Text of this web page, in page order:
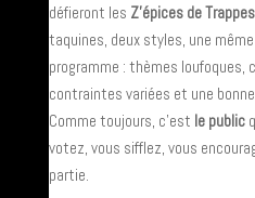
défieront les Z’épices de Trappes
taquines, deux styles, une
programme : thèmes loufoques,
contraintes variées et une
Comme toujours, c’est le public
votez, vous sifflez, vous
partie.